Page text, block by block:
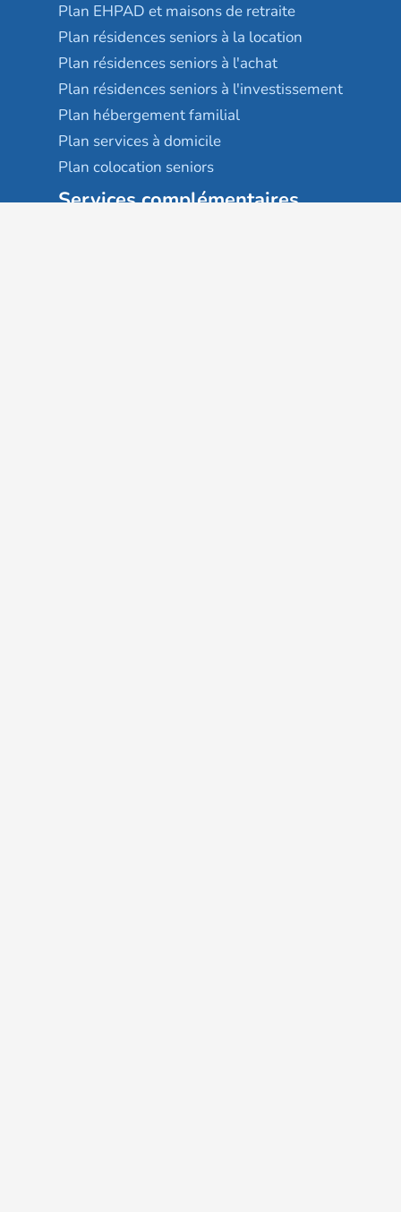
Plan EHPAD et maisons de retraite
Plan résidences seniors à la location
Plan résidences seniors à l'achat
Plan résidences seniors à l'investissement
Plan hébergement familial
Plan services à domicile
Plan colocation seniors
Services complémentaires